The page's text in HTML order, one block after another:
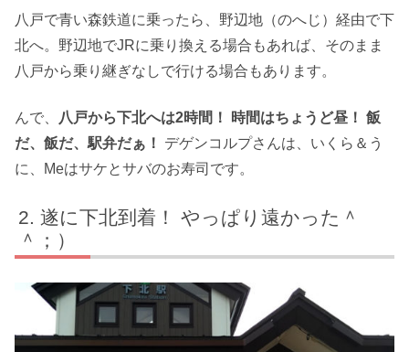
八戸で青い森鉄道に乗ったら、野辺地（のへじ）経由で下
北へ。野辺地でJRに乗り換える場合もあれば、そのまま
八戸から乗り継ぎなしで行ける場合もあります。
んで、
八戸から下北へは2時間！ 時間はちょうど昼！ 飯
だ、飯だ、駅弁だぁ！
デゲンコルプさんは、いくら＆う
に、Meはサケとサバのお寿司です。
遂に下北到着！ やっぱり遠かった＾
＾；）